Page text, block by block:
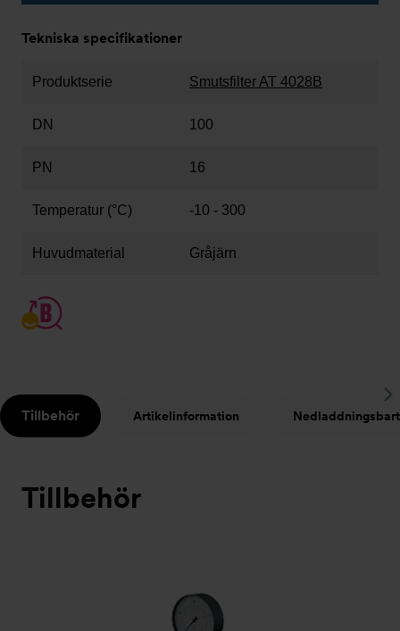
Tekniska specifikationer
Produktserie Smutsfilter AT 4028B
DN 100
PN 16
Temperatur (°C) -10 - 300
Huvudmaterial Gråjärn
Tillbehör Artikelinformation Nedladdningsbart
Tillbehör